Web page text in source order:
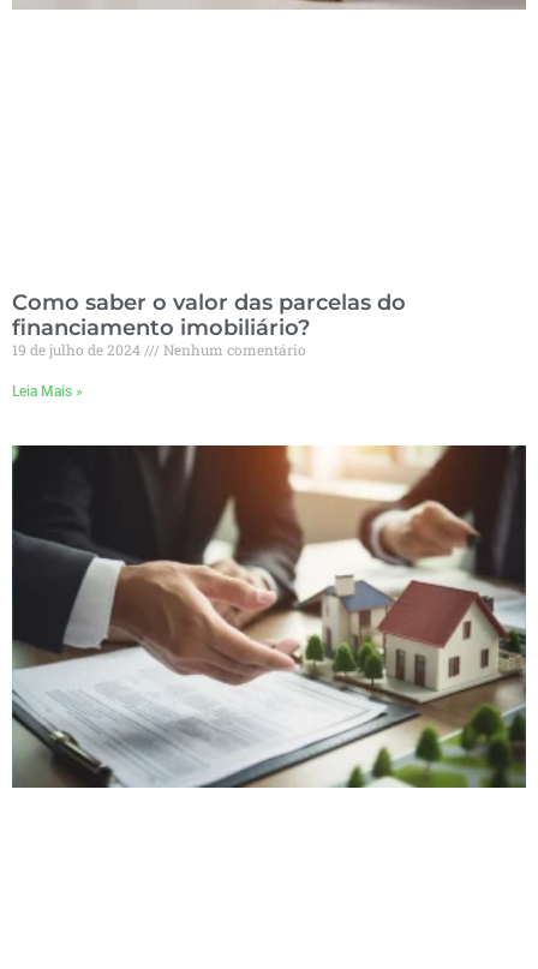
Como saber o valor das parcelas do
financiamento imobiliário?
19 de julho de 2024 Nenhum comentário
Leia Mais »